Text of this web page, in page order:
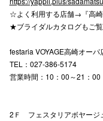
☆よく利用する店舗→『高
★ブライダルカタログもご
festaria VOYAGE高崎オーパ
TEL：027-386-5174
営業時間：10：00～21：00
2Ｆ フェスタリアボヤージ